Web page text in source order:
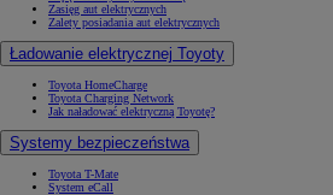
Zasięg aut elektrycznych
Zalety posiadania aut elektrycznych
Ładowanie elektrycznej Toyoty
Toyota HomeCharge
Toyota Charging Network
Jak naładować elektryczną Toyotę?
Systemy bezpieczeństwa
Toyota T-Mate
System eCall